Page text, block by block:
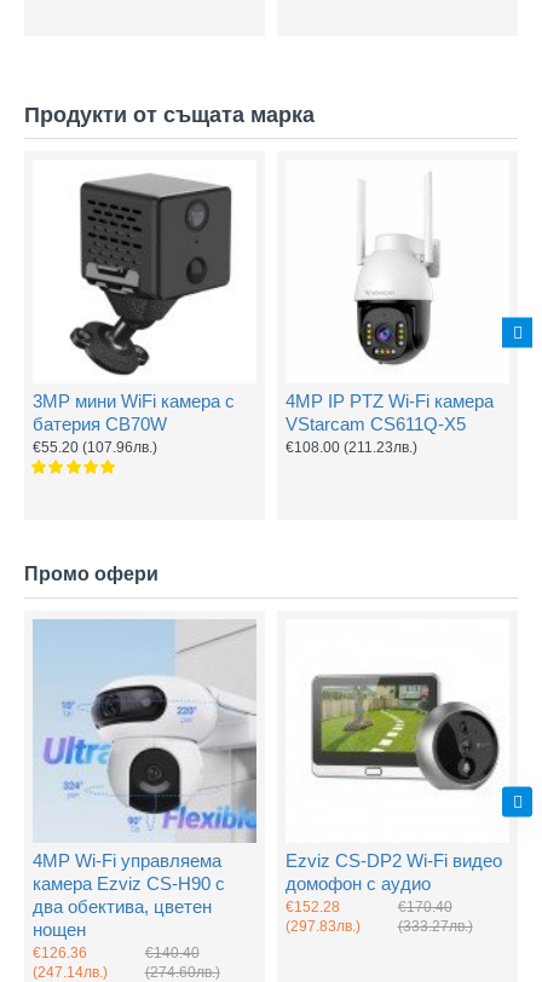
Продукти от същата марка
3MP мини WiFi камера с
батерия CB70W
€55.20 (107.96лв.)
4MP IP PTZ Wi-Fi камера
VStarcam CS611Q-X5
€108.00 (211.23лв.)
Промо офери
4MP Wi-Fi управляема
камера Ezviz CS-H90 с
два обектива, цветен
нощен
€126.36
(247.14лв.)
€140.40
(274.60лв.)
Ezviz CS-DP2 Wi-Fi видео
домофон с аудио
€152.28
(297.83лв.)
€170.40
(333.27лв.)